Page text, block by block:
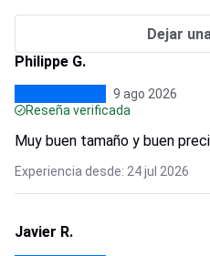
Dejar
Philippe G.
9 ago 2026
Reseña verificada
Muy buen tamaño y buen
Experiencia desde: 24 jul 2026
Javier R.